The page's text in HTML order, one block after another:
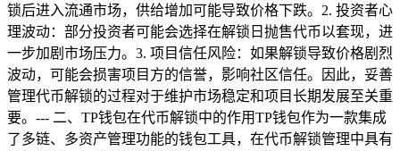
锁后进入流通市场，供给增加可能导致价格下跌。2. 投资者心
理波动：部分投资者可能会选择在解锁日抛售代币以套现，进
一步加剧市场压力。3. 项目信任风险：如果解锁导致价格剧烈
波动，可能会损害项目方的信誉，影响社区信任。因此，妥善
管理代币解锁的过程对于维护市场稳定和项目长期发展至关重
要。--- 二、TP钱包在代币解锁中的作用TP钱包作为一款集成
了多链、多资产管理功能的钱包工具，在代币解锁管理中具有